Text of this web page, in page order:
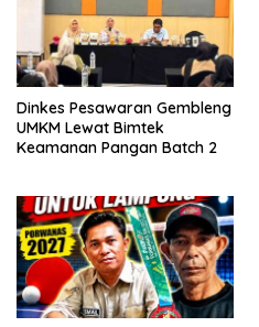
Dinkes Pesawaran Gembleng
UMKM Lewat Bimtek
Keamanan Pangan Batch 2